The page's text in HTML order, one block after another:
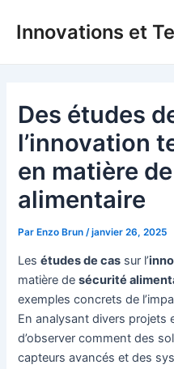
Innovations et
Des études
l’innovation
en matière
alimentaire
ParEnzo Brun /janvier 26, 2025
Lesétudes de cas sur l’
matière desécurité
exemples concrets de
En analysant divers projets
d’observer comment des
capteurs avancés et des